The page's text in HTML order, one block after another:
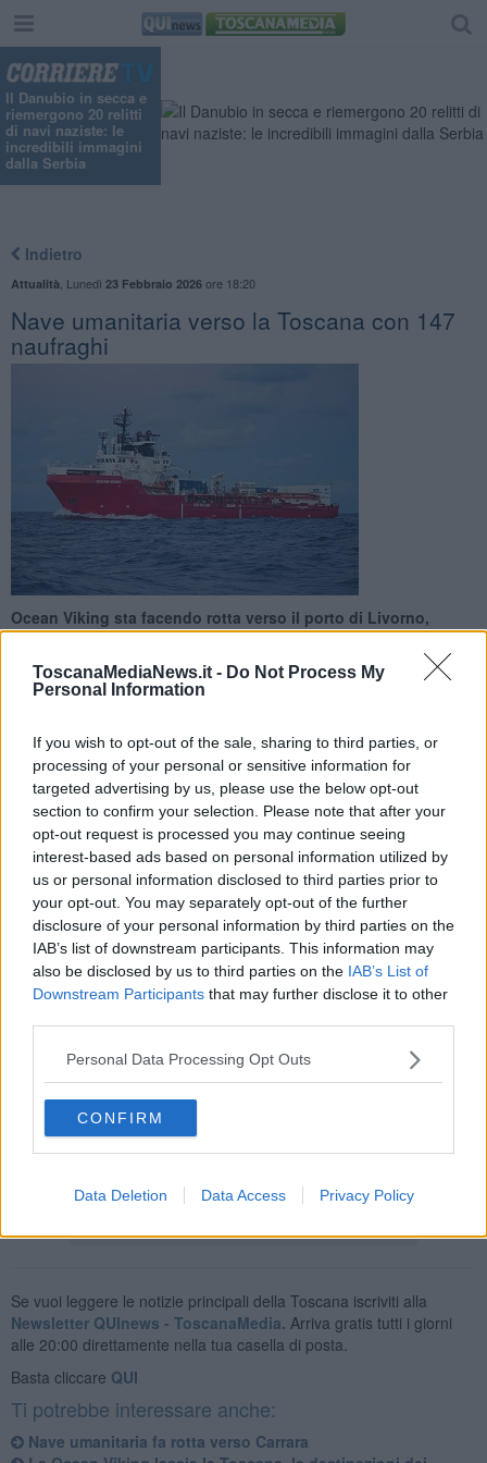
ToscanaMediaNews.it - Do Not Process My
Personal Information
If you wish to opt-out of the sale, sharing to third parties, or
processing of your personal or sensitive information for
targeted advertising by us, please use the below opt-out
section to confirm your selection. Please note that after your
opt-out request is processed you may continue seeing
interest-based ads based on personal information utilized by
us or personal information disclosed to third parties prior to
your opt-out. You may separately opt-out of the further
disclosure of your personal information by third parties on the
IAB’s list of downstream participants. This information may
also be disclosed by us to third parties on the IAB’s List of
Downstream Participants that may further disclose it to other
Personal Data Processing Opt Outs
CONFIRM
Data Deletion Data Access Privacy Policy
Il Danubio in secca e
riemergono 20 relitti
di navi naziste: le
incredibili immagini
dalla Serbia
Indietro
Attualità Lunedì 23 Febbraio 2026ore 18:20
Nave umanitaria verso la Toscana con 147
naufraghi
Ocean Viking sta facendo rotta verso il porto di Livorno,
assegnatole per l'attracco dopo due operazioni di salvataggio.
L'arrivo previsto per giovedì
LIVORNO —La nave umanitaria Ocean Viking sta facendo rotta
verso il porto di Livorno con 147 naufraghi a bordo, salvati durante
una operazione di soccorso nelle acque del Mediterraneo centrale.
L'arrivo della nave Ong è attesa per giovedì. Circa tre giorni di
navigazione la separano infatti dal porto labronico assegnatole per
l'attracco.
cui 14 minori non accompagnati, da un’imbarcazione di legno a due
piani alla deriva nell’area di ricerca e soccorso tra Tunisia e Malta.
Oggi l'equipaggio, seguendo le indicazioni del velivolo Albatross 1,
che aveva avvistato una barca con molte persone a bordo nella
zona Sar maltese, ha salvato altre 50 persone.
Se vuoi leggere le notizie principali della Toscana iscriviti alla
Newsletter QUInews - ToscanaMedia. Arriva gratis tutti i giorni
alle 20:00 direttamente nella tua casella di posta.
Basta cliccare QUI
Ti potrebbe interessare anche:
Nave umanitaria fa rotta verso Carrara